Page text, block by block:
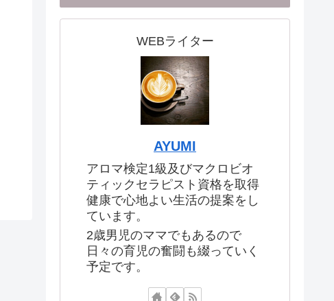
WEBライター
AYUMI
アロマ検定1級及びマクロビオ
ティックセラピスト資格を取得
健康で心地よい生活の提案をし
ています。
2歳男児のママでもあるので
日々の育児の奮闘も綴っていく
予定です。